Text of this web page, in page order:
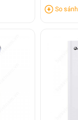
So sánh